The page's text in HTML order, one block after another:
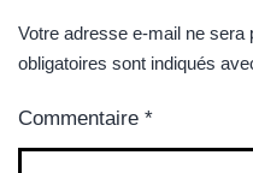
Votre adresse e-mail ne sera
obligatoires sont indiqués
Commentaire *